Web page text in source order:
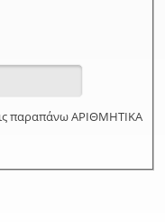
παραπάνω ΑΡΙΘΜΗΤΙΚΑ